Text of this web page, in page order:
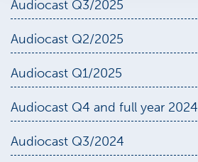
Audiocast Q3/2025
Audiocast Q2/2025
Audiocast Q1/2025
Audiocast Q4 and full year 2024
Audiocast Q3/2024